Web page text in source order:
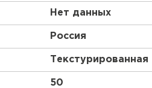
Нет данных
Россия
Текстурированная
50